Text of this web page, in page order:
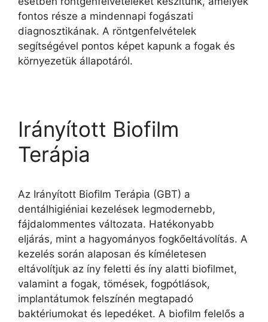
fontos része a mindennapi fogászati
diagnosztikának. A röntgenfelvételek
segítségével pontos képet kapunk a fogak és
környezetük állapotáról.
Irányított Biofilm
Terápia
Az Irányított Biofilm Terápia (GBT) a
dentálhigiéniai kezelések legmodernebb,
fájdalommentes változata. Hatékonyabb
eljárás, mint a hagyományos fogkőeltávolítás. A
kezelés során alaposan és kíméletesen
eltávolítjuk az íny feletti és íny alatti biofilmet,
valamint a fogak, tömések, fogpótlások,
implantátumok felszínén megtapadó
baktériumokat és lepedéket. A biofilm felelős a